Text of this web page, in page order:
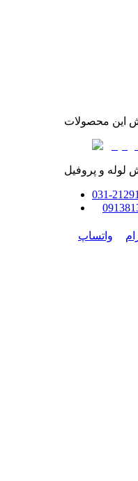
این محصولات
و پروفیل
-
031
0
واتساپ